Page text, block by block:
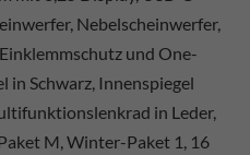
Nebelscheinwerfer,
und One-
in Schwarz, Innenspiegel
in Leder,
M, Winter-Paket 1, 16